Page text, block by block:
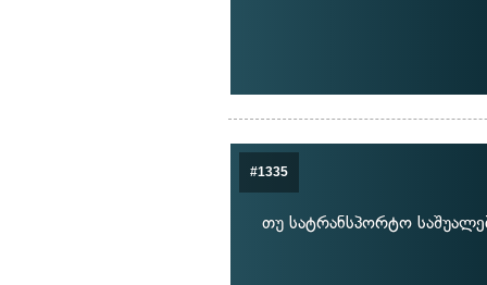
#1335
თუ სატრანსპორტო